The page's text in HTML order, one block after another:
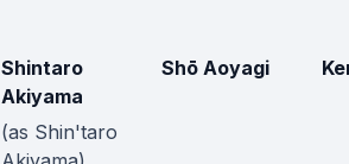
Shintaro
Akiyama
(as Shin'taro
Shō Aoyagi